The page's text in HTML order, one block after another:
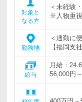
対象と
なる方
＜未経験
※人物重
勤務地
＜通勤に
【福岡支
給与
月給：
56,000円
400万円～